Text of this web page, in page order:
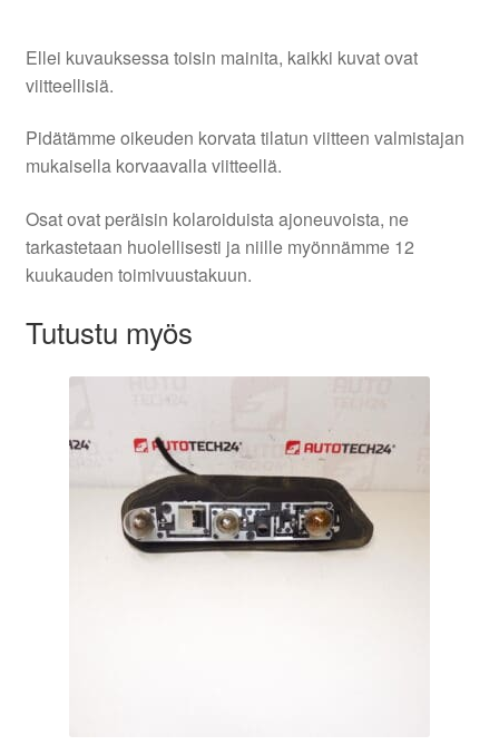
Ellei kuvauksessa toisin mainita, kaikki kuvat ovat
viitteellisiä.
Pidätämme oikeuden korvata tilatun viitteen valmistajan
mukaisella korvaavalla viitteellä.
Osat ovat peräisin kolaroiduista ajoneuvoista, ne
tarkastetaan huolellisesti ja niille myönnämme 12
kuukauden toimivuustakuun.
Tutustu myös